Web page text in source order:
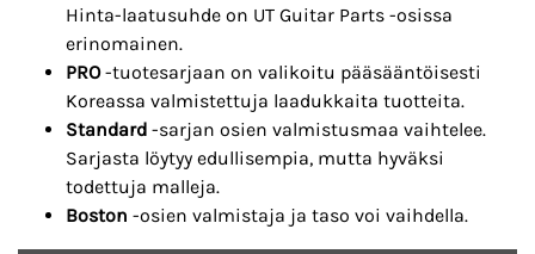
Hinta-laatusuhde on UT Guitar Parts -osissa
erinomainen.
PRO-tuotesarjaan on valikoitu pääsääntöisesti
Koreassa valmistettuja laadukkaita tuotteita.
Standard -sarjan osien valmistusmaa vaihtelee.
Sarjasta löytyy edullisempia, mutta hyväksi
todettuja malleja.
Boston -osien valmistaja ja taso voi vaihdella.